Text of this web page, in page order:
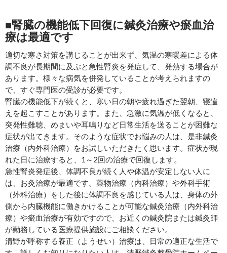
■腎臓の機能低下回復に鍼灸治療や瘀血治
療は最適です
適切な寒さ対策を講じることが出来ず、気温の寒暖差による体
調不良が長期間に及ぶと急性腎炎を発症して、発熱する場合が
あります。様々な病気を併発していることが考えられますの
で、すぐ専門医の受診が必要です。
腎臓の機能低下が続くと、寒い日の朝や疲れ過ぎた翌朝、寝違
えを起こすことがあります。また、急激に気温が低くなると、
突発性難聴、めまいや耳鳴りなど日常生活を送ることが困難な
症状が出てきます。そのような症状でお悩みの人は、是非鍼灸
治療（内外科治療）をお試しいただきたく思います。症状が現
れた日に治療すると、1～2回の治療で回復します。
急性腎炎発症後、体調不良が続く人や体温が安定しない人に
は、お灸治療が最適です。薬物治療（内科治療）や外科手術
（外科治療）をした後に体調不良を感じている人は、身体の外
側から内臓機能に働きかけることが可能な鍼灸治療（内外科治
療）や瘀血治療が有効ですので、お近くの鍼灸院または鍼灸師
が勤務している医療提供施設にご相談ください。
清野が呼称する養正（ようせい）治療は、日常の適正な生活で